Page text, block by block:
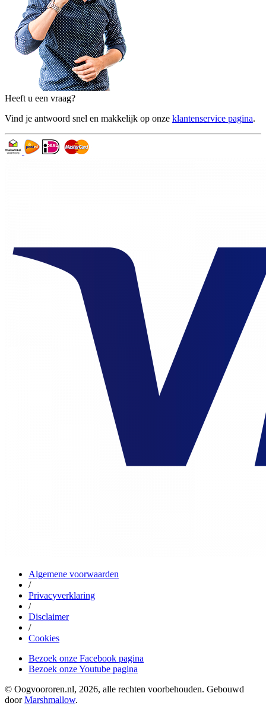
Heeft u een vraag?
Vind je antwoord snel en makkelijk op onze klantenservice pagina.
Algemene voorwaarden
/
Privacyverklaring
/
Disclaimer
/
Cookies
Bezoek onze Facebook pagina
Bezoek onze Youtube pagina
© Oogvoororen.nl, 2026, alle rechten voorbehouden. Gebouwd
doorMarshmallow.